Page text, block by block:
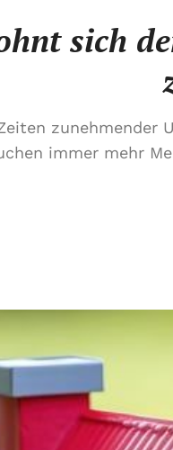
sich
zunehmender
immer mehr